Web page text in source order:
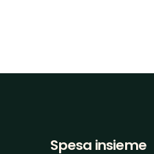
Spesa insieme